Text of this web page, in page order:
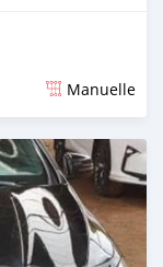
Manuelle